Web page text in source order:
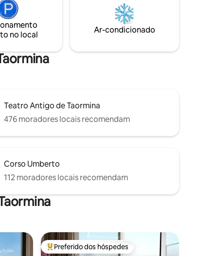
no local
Ar-condicionado
Teatro Antigo de Taormina
476 moradores locais recomendam
Corso Umberto
112 moradores locais recomendam
hóspedes Entre os melhores preferidos dos hóspedes
Preferido dos hóspedes